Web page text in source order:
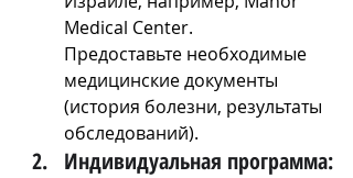
Medical Center.
Предоставьте необходимые
медицинские документы
(история болезни, результаты
обследований).
Индивидуальная программа: